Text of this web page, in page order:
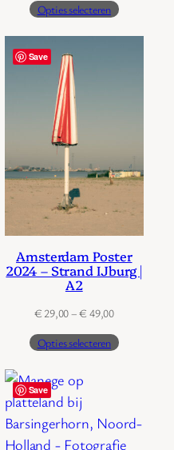
tot
Opties selecteren
Save
Amsterdam Poster
2024 – Strand IJburg |
A2
€ 29,00–€ 49,00Prijsklasse:
tot
Opties selecteren
Save